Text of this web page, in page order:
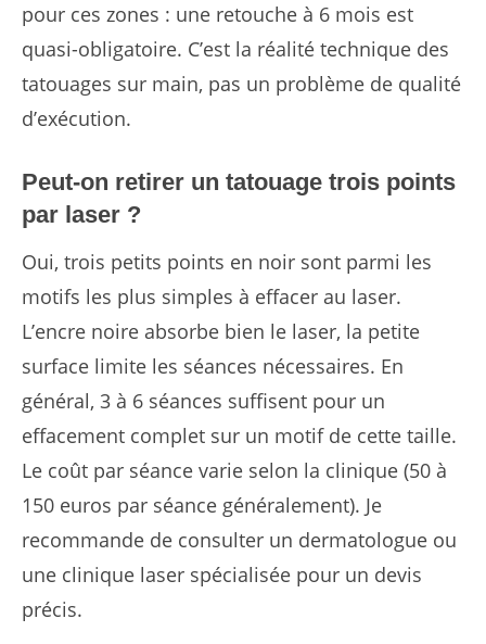
pour ces zones : une retouche à 6 mois est
quasi-obligatoire. C’est la réalité technique des
tatouages sur main, pas un problème de qualité
d’exécution.
Peut-on retirer un tatouage trois points
par laser ?
Oui, trois petits points en noir sont parmi les
motifs les plus simples à effacer au laser.
L’encre noire absorbe bien le laser, la petite
surface limite les séances nécessaires. En
général, 3 à 6 séances suffisent pour un
effacement complet sur un motif de cette taille.
Le coût par séance varie selon la clinique (50 à
150 euros par séance généralement). Je
recommande de consulter un dermatologue ou
une clinique laser spécialisée pour un devis
précis.